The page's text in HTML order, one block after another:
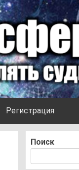
Регистрация
Поиск